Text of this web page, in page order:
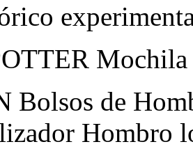
Mochila
Bolsos de
Hombro